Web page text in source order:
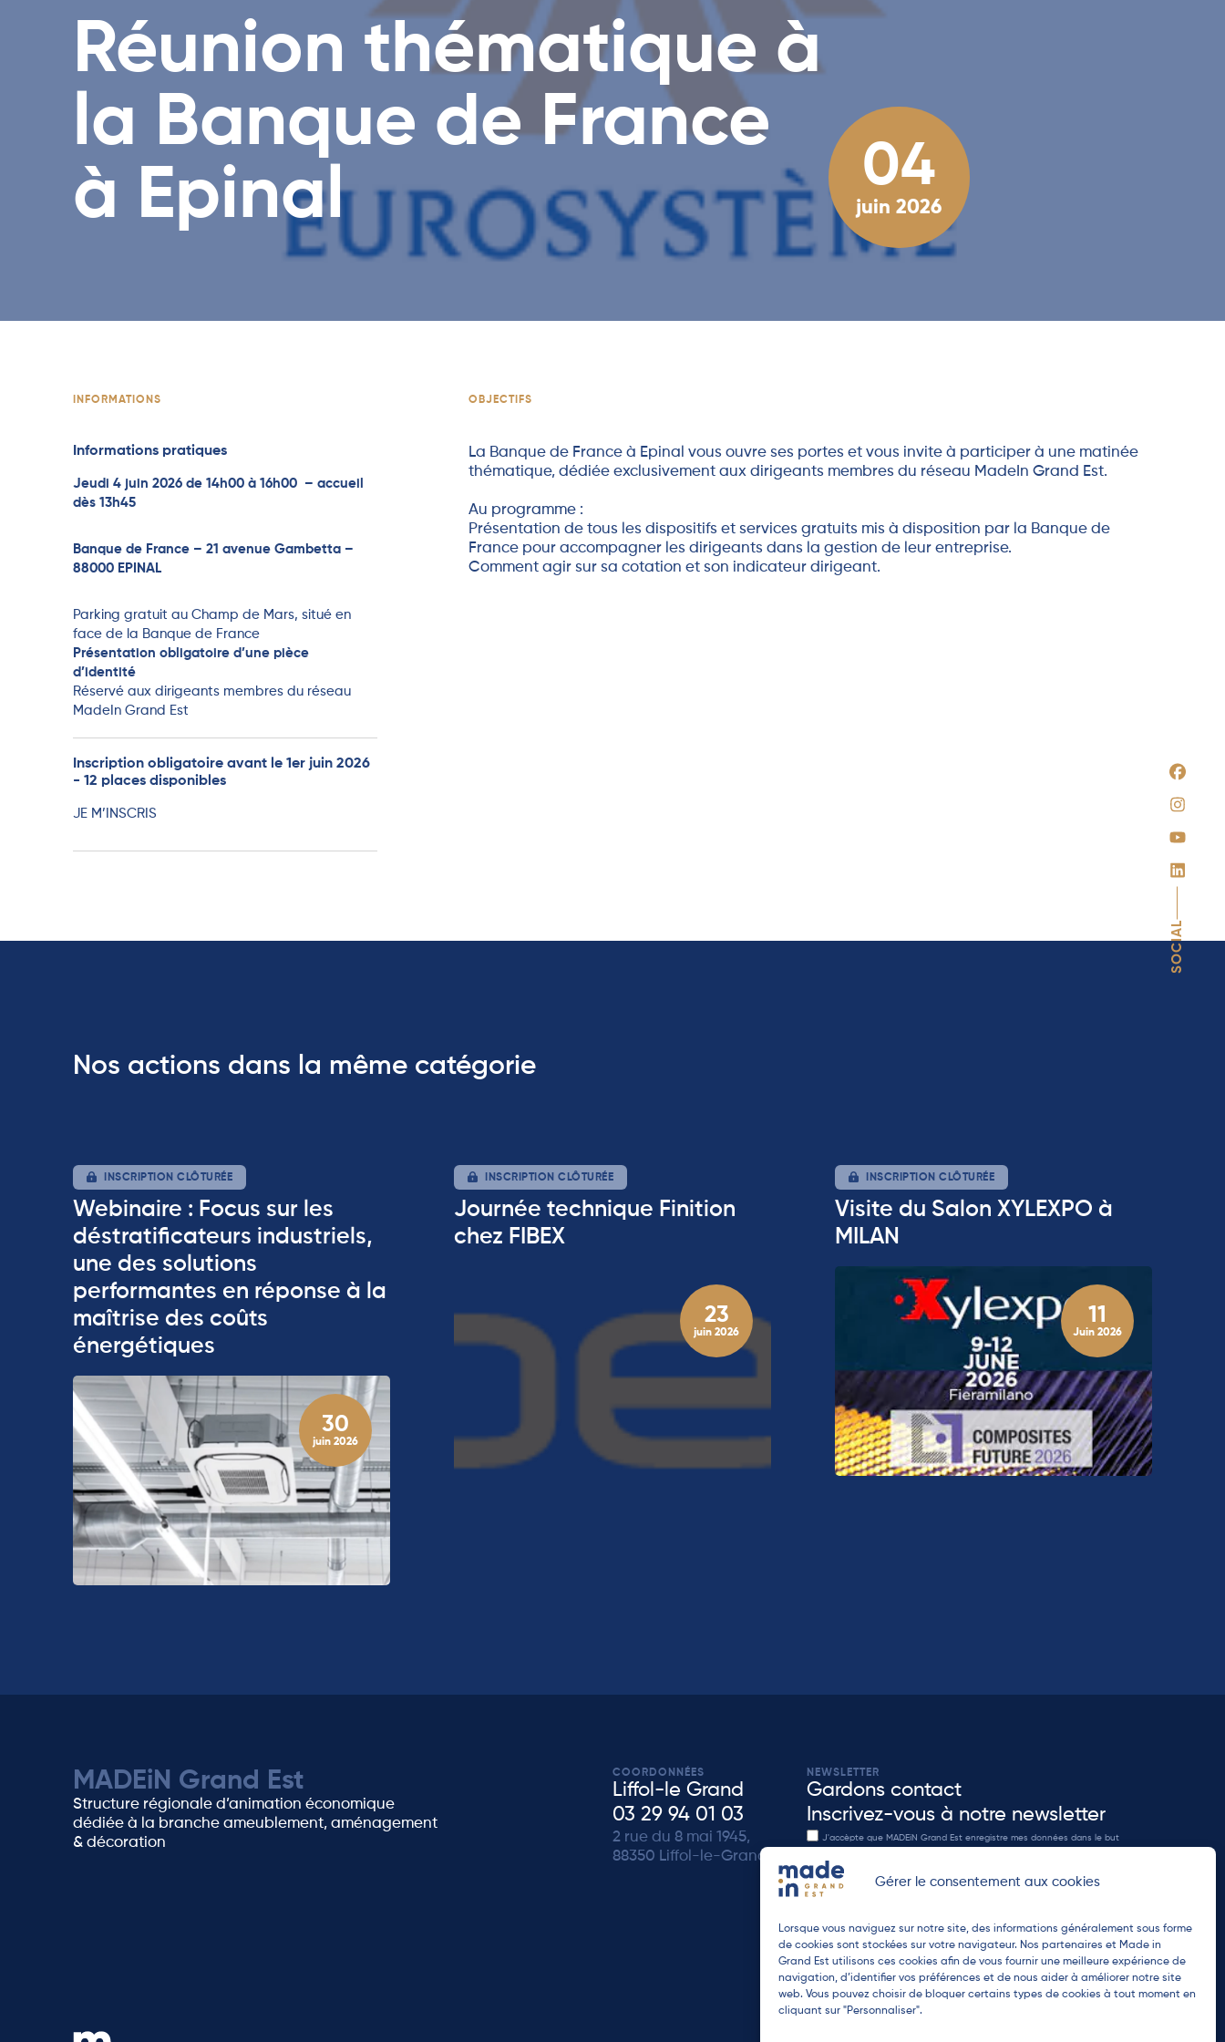
Gérer le consentement aux cookies
Lorsque vous naviguez sur notre site, des informations généralement sous forme
de cookies sont stockées sur votre navigateur. Nos partenaires et Made in
Grand Est utilisons ces cookies afin de vous fournir une meilleure expérience de
navigation, d’identifier vos préférences et de nous aider à améliorer notre site
web. Vous pouvez choisir de bloquer certains types de cookies à tout moment en
cliquant sur "Personnaliser".
Réunion thématique à
la Banque de France
à Epinal
04
juin 2026
INFORMATIONS
Informations pratiques
Jeudi 4 juin 2026 de 14h00 à 16h00 – accueil
dès 13h45
Banque de France – 21 avenue Gambetta –
88000 EPINAL
Parking gratuit au Champ de Mars, situé en
face de la Banque de France
Présentation obligatoire d’une pièce
d’identité
Réservé aux dirigeants membres du réseau
MadeIn Grand Est
Inscription obligatoire avant le 1er juin 2026
- 12 places disponibles
JE M’INSCRIS
OBJECTIFS
La Banque de France à Epinal vous ouvre ses portes et vous invite à participer à une matinée
thématique, dédiée exclusivement aux dirigeants membres du réseau MadeIn Grand Est.
Au programme :
Présentation de tous les dispositifs et services gratuits mis à disposition par la Banque de
France pour accompagner les dirigeants dans la gestion de leur entreprise.
Comment agir sur sa cotation et son indicateur dirigeant.
Nos actions dans la même catégorie
INSCRIPTION CLÔTURÉE
Webinaire : Focus sur les
déstratificateurs industriels,
une des solutions
performantes en réponse à la
maîtrise des coûts
énergétiques
30
juin 2026
INSCRIPTION CLÔTURÉE
Journée technique Finition
chez FIBEX
23
juin 2026
INSCRIPTION CLÔTURÉE
Visite du Salon XYLEXPO à
MILAN
11
Juin 2026
SOCIAL
MADEiN Grand Est
Structure régionale d’animation économique
dédiée à la branche ameublement, aménagement
& décoration
COORDONNÉES
Liffol-le Grand
03 29 94 01 03
2 rue du 8 mai 1945,
88350 Liffol-le-Grand
NEWSLETTER
Gardons contact
Inscrivez-vous à notre newsletter
J'accèpte que MADEiN Grand Est enregistre mes données dans le but